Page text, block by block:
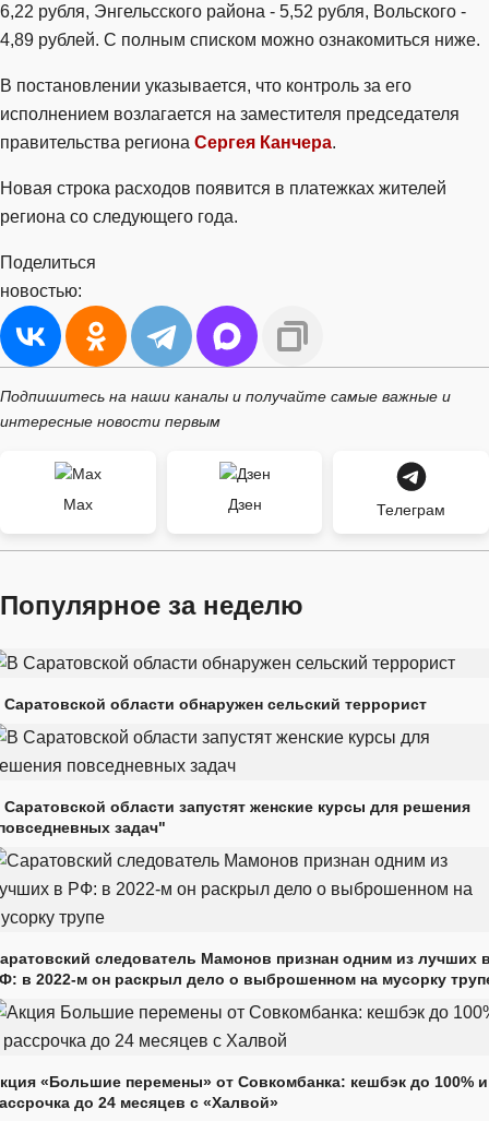
6,22 рубля, Энгельсского района - 5,52 рубля, Вольского -
4,89 рублей. С полным списком можно ознакомиться ниже.
В постановлении указывается, что контроль за его
исполнением возлагается на заместителя председателя
правительства региона Сергея Канчера.
Новая строка расходов появится в платежках жителей
региона со следующего года.
Поделиться
новостью:
Подпишитесь на наши каналы и получайте самые важные и
интересные новости первым
Max Дзен Телеграм
Популярное за неделю
Саратовской области обнаружен сельский террорист
Саратовской области запустят женские курсы для решения
задач"
следователь Мамонов признан одним из лучших
в 2022-м он раскрыл дело о выброшенном на мусорку
«Большие перемены» от Совкомбанка: кешбэк до 100% и
до 24 месяцев с «Халвой»